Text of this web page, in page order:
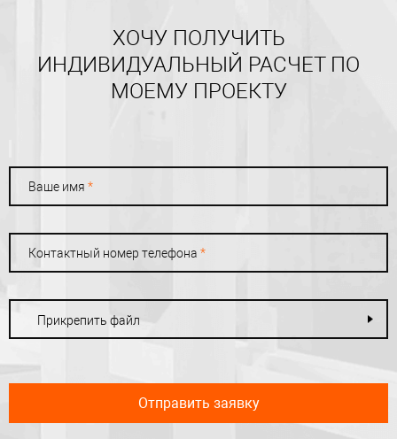
ХОЧУ ПОЛУЧИТЬ
ИНДИВИДУАЛЬНЫЙ РАСЧЕТ ПО
МОЕМУ ПРОЕКТУ
Ваше имя *
Контактный номер телефона *
Прикрепить файл
Отправить заявку